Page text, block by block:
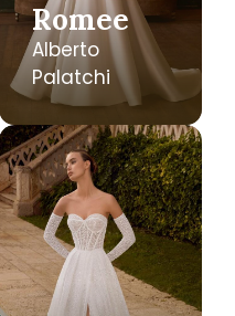
Romee
Alberto
Palatchi